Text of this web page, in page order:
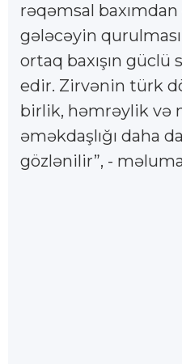
rəqəmsal
gələcəyin
ortaq baxışın güclü
edir. Zirvənin türk
birlik, həmrəylik və
əməkdaşlığı daha
gözlənilir”, -